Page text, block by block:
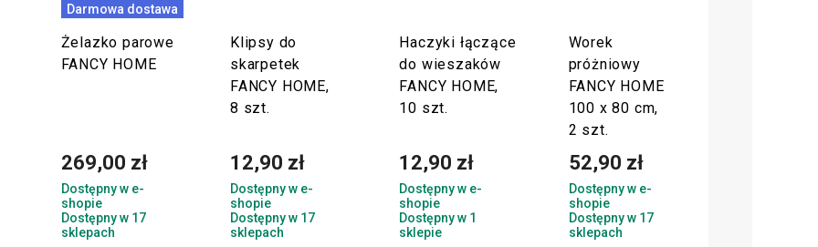
Darmowa dostawa
Żelazko parowe
FANCY HOME
269,00 zł
Dostępny w e-
shopie
Dostępny w 17
sklepach
Klipsy do
skarpetek
FANCY HOME,
8 szt.
12,90 zł
Dostępny w e-
shopie
Dostępny w 17
sklepach
Haczyki łączące
do wieszaków
FANCY HOME,
10 szt.
12,90 zł
Dostępny w e-
shopie
Dostępny w 1
sklepie
Worek
próżniowy
FANCY HOME
100 x 80 cm,
2 szt.
52,90 zł
Dostępny w e-
shopie
Dostępny w 17
sklepach